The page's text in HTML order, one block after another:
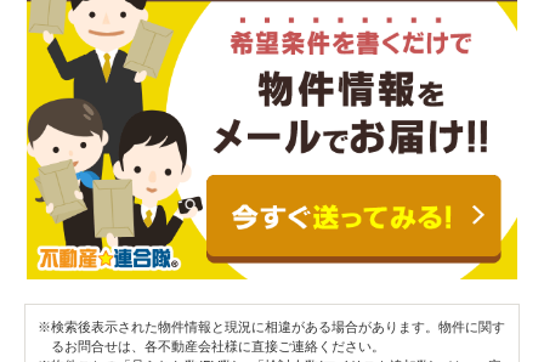
※検索後表示された物件情報と現況に相違がある場合があります。物件に関す
るお問合せは、各不動産会社様に直接ご連絡ください。